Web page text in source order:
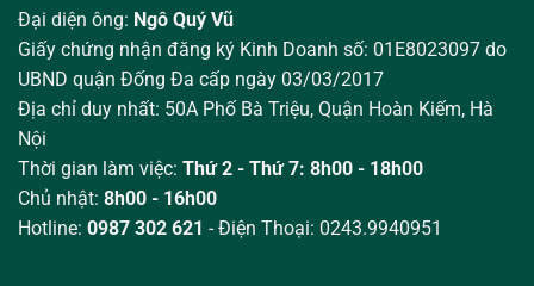
Đại diện ông: Ngô Quý Vũ
Giấy chứng nhận đăng ký Kinh Doanh số: 01E8023097 do
UBND quận Đống Đa cấp ngày 03/03/2017
Địa chỉ duy nhất: 50A Phố Bà Triệu, Quận Hoàn Kiếm, Hà
Nội
Thời gian làm việc: Thứ 2 - Thứ 7: 8h00 - 18h00
Chủ nhật: 8h00 - 16h00
Hotline: 0987 302 621 - Điện Thoại: 0243.9940951